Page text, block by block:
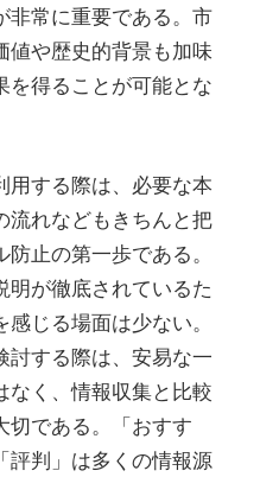
非常に重要である。市
値や歴史的背景も加味
を得ることが可能とな
用する際は、必要な本
流れなどもきちんと把
止の第一歩である。
が徹底されているた
じる場面は少ない。
討する際は、安易な一
なく、情報収集と比較
切である。「おすす
評判」は多くの情報源